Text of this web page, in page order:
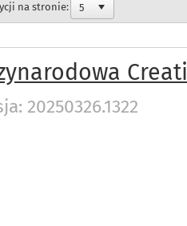
na stronie:
20250326.1322